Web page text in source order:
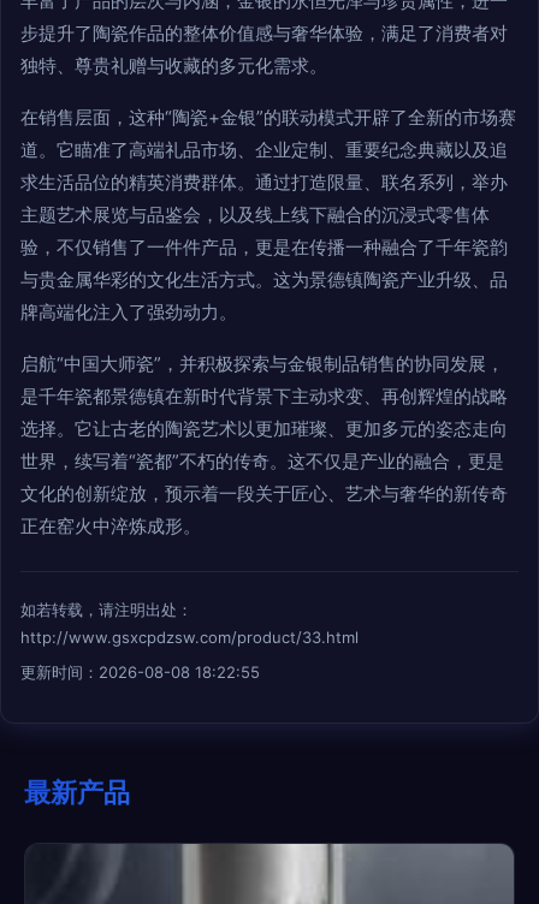
步提升了陶瓷作品的整体价值感与奢华体验，满足了消费者对
独特、尊贵礼赠与收藏的多元化需求。
在销售层面，这种“陶瓷+金银”的联动模式开辟了全新的市场赛
道。它瞄准了高端礼品市场、企业定制、重要纪念典藏以及追
求生活品位的精英消费群体。通过打造限量、联名系列，举办
主题艺术展览与品鉴会，以及线上线下融合的沉浸式零售体
验，不仅销售了一件件产品，更是在传播一种融合了千年瓷韵
与贵金属华彩的文化生活方式。这为景德镇陶瓷产业升级、品
牌高端化注入了强劲动力。
启航“中国大师瓷”，并积极探索与金银制品销售的协同发展，
是千年瓷都景德镇在新时代背景下主动求变、再创辉煌的战略
选择。它让古老的陶瓷艺术以更加璀璨、更加多元的姿态走向
世界，续写着“瓷都”不朽的传奇。这不仅是产业的融合，更是
文化的创新绽放，预示着一段关于匠心、艺术与奢华的新传奇
正在窑火中淬炼成形。
如若转载，请注明出处：
http://www.gsxcpdzsw.com/product/33.html
更新时间：2026-08-08 18:22:55
最新产品